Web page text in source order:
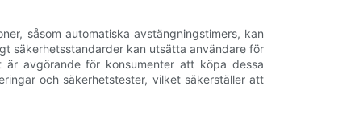
såsom automatiska avstängningstimers, kan
säkerhetsstandarder kan utsätta användare för
avgörande för konsumenter att köpa dessa
och säkerhetstester, vilket säkerställer att